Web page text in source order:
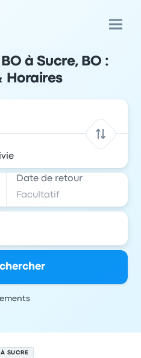
à Sucre, BO :
Horaires
Date de retour
SUCRE